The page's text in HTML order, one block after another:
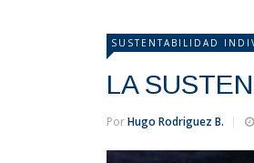
SUSTENTABILIDAD
LA
PorHugo Rodriguez B.